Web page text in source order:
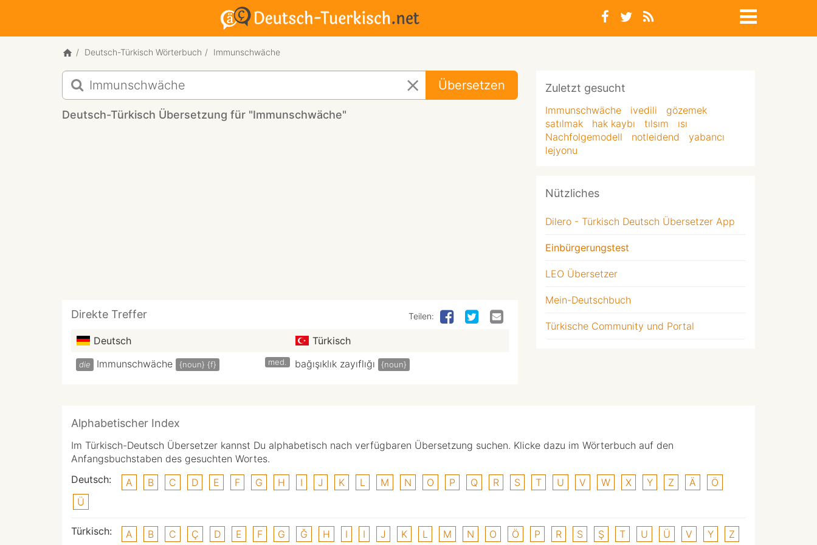
Deutsch-Türkisch Wörterbuch Immunschwäche
Deutsch-
Türkisch
Übersetzung
für
Übersetzen
Deutsch-Türkisch Übersetzung für "Immunschwäche"
Direkte Treffer Teilen:
Deutsch Türkisch
die Immunschwäche {noun} {f} med. bağışıklık zayıflığı {noun}
Zuletzt gesucht
Immunschwäche ivedili
gözemek
satılmak
hak kaybı tılsım
ısı
Nachfolgemodell
notleidend
yabancı
lejyonu
Nützliches
Dilero - Türkisch Deutsch Übersetzer App
Einbürgerungstest
LEO Übersetzer
Mein-Deutschbuch
Türkische Community und Portal
Alphabetischer Index
Im Türkisch-Deutsch Übersetzer kannst Du alphabetisch nach verfügbaren Übersetzung suchen. Klicke dazu im Wörterbuch auf den
Anfangsbuchstaben des gesuchten Wortes.
Deutsch:
A B C D E F G H I J K L M N O P Q R S T U V W X Y Z Ä
Ö
Ü
Türkisch: A B C Ç D E F G Ğ H I I J K L M N O Ö P R S Ş T U Ü V Y Z